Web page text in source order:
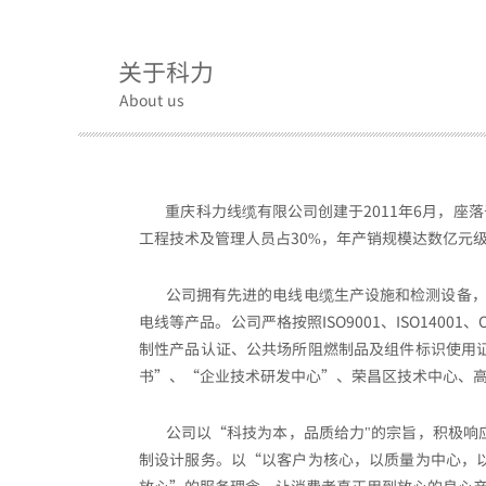
关于科力
About us
重庆科力线缆有限公司创建于2011年6月，座落
工程技术及管理人员占30%， 年产销规模达数亿元
公司拥有先进的电线电缆生产设施和检测设备
电线等产品。公司严格按照ISO9001、ISO14001
制性产品认证、公共场所阻燃制品及组件标识使
书”、“企业技术研发中心”、荣昌区技术中心、高
公司以“科技为本，品质给力"的宗旨，积极响
制设计服务。以“以客户为核心，以质量为中心，